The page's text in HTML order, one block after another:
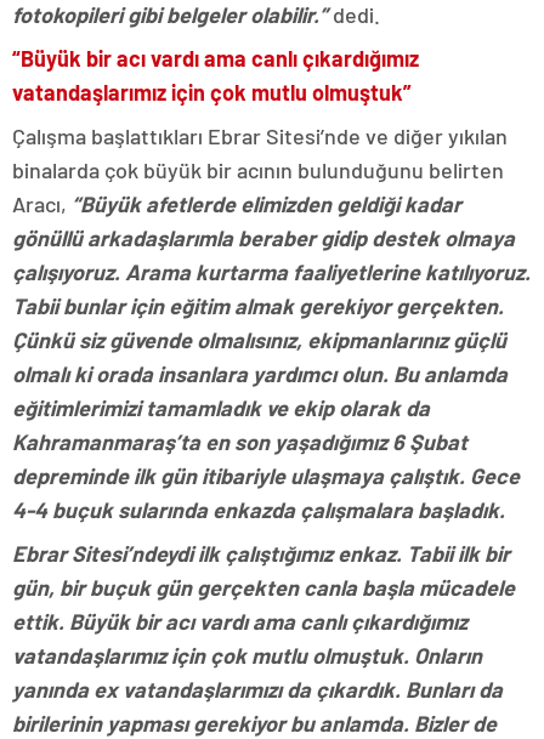
fotokopileri gibi belgeler olabilir.”dedi.
“Büyük bir acı vardı ama canlı çıkardığımız
vatandaşlarımız için çok mutlu olmuştuk”
Çalışma başlattıkları Ebrar Sitesi’nde ve diğer yıkılan
binalarda çok büyük bir acının bulunduğunu belirten
Aracı, “Büyük afetlerde elimizden geldiği kadar
gönüllü arkadaşlarımla beraber gidip destek olmaya
çalışıyoruz. Arama kurtarma faaliyetlerine katılıyoruz.
Tabii bunlar için eğitim almak gerekiyor gerçekten.
Çünkü siz güvende olmalısınız, ekipmanlarınız güçlü
olmalı ki orada insanlara yardımcı olun. Bu anlamda
eğitimlerimizi tamamladık ve ekip olarak da
Kahramanmaraş’ta en son yaşadığımız 6 Şubat
depreminde ilk gün itibariyle ulaşmaya çalıştık. Gece
4-4 buçuk sularında enkazda çalışmalara başladık.
Ebrar Sitesi’ndeydi ilk çalıştığımız enkaz. Tabii ilk bir
gün, bir buçuk gün gerçekten canla başla mücadele
ettik. Büyük bir acı vardı ama canlı çıkardığımız
vatandaşlarımız için çok mutlu olmuştuk. Onların
yanında ex vatandaşlarımızı da çıkardık. Bunları da
birilerinin yapması gerekiyor bu anlamda. Bizler de